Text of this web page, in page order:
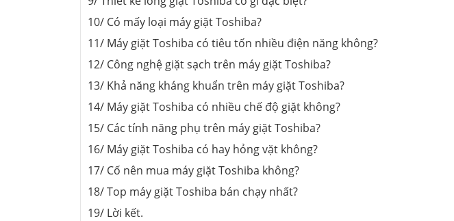
10/ Có mấy loại máy giặt Toshiba?
11/ Máy giặt Toshiba có tiêu tốn nhiều điện năng không?
12/ Công nghệ giặt sạch trên máy giặt Toshiba?
13/ Khả năng kháng khuẩn trên máy giặt Toshiba?
14/ Máy giặt Toshiba có nhiều chế độ giặt không?
15/ Các tính năng phụ trên máy giặt Toshiba?
16/ Máy giặt Toshiba có hay hỏng vặt không?
17/ Cố nên mua máy giặt Toshiba không?
18/ Top máy giặt Toshiba bán chạy nhất?
19/ Lời kết.